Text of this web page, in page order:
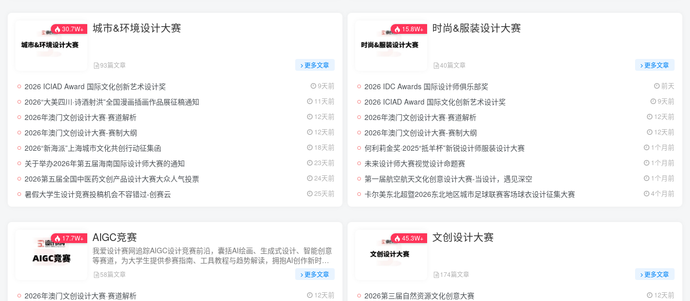
30.7W+ 城市&环境设计大赛
93篇文章 更多文章
2026 ICIAD Award 国际文化创新艺术设计奖 9天前
2026“大美四川·诗酒射洪”全国漫画插画作品展征稿通知 11天前
2026年澳门文创设计大赛·赛道解析 12天前
2026年澳门文创设计大赛-赛制大纲 12天前
2026“新海派”上海城市文化共创行动征集函 18天前
关于举办2026年第五届海南国际设计师大赛的通知 23天前
2026第五届全国中医药文创产品设计大赛大众人气投票 24天前
暑假大学生设计竞赛投稿机会不容错过-创赛云 25天前
15.8W+ 时尚&服装设计大赛
40篇文章 更多文章
2026 IDC Awards 国际设计师俱乐部奖 前天
2026 ICIAD Award 国际文化创新艺术设计奖 9天前
2026年澳门文创设计大赛·赛道解析 12天前
2026年澳门文创设计大赛-赛制大纲 12天前
何利莉金奖·2025“抵羊杯”新锐设计师服装设计大赛 1个月前
未来设计师大赛视觉设计命题赛 1个月前
第一届航空航天文化创意设计大赛-当设计，遇见深空 1个月前
卡尔美东北超暨2026东北地区城市足球联赛客场球衣设计征集大赛 4个月前
17.7W+ AIGC竞赛
我爱设计赛网追踪AIGC设计竞赛前沿，囊括AI绘画、生成式设计、智能创意
等赛道，为大学生提供参赛指南、工具教程与趋势解读，拥抱AI创作新时
代，立即加入！
58篇文章 更多文章
2026年澳门文创设计大赛·赛道解析 12天前
45.3W+ 文创设计大赛
174篇文章 更多文章
2026第三届自然资源文化创意大赛 12天前